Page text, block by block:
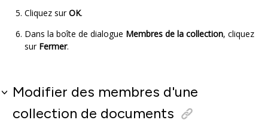
Cliquez surOK.
Dans la boîte de dialogue Membres de la collection, cliquez
sur Fermer.
Modifier des membres d'une
collection de documents